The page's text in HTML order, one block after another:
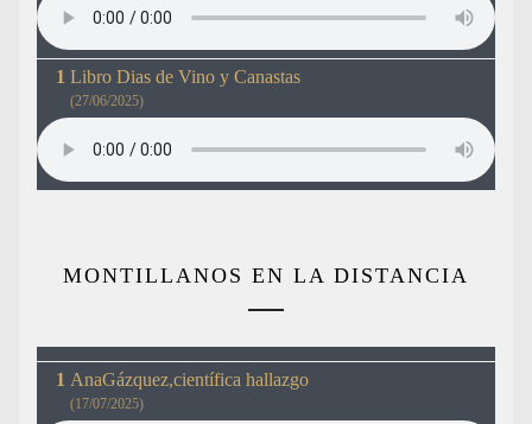
Libro Dias de Vino y Canastas
(27/06/2025)
MONTILLANOS EN LA DISTANCIA
AnaGázquez,científica hallazgo
(17/07/2025)